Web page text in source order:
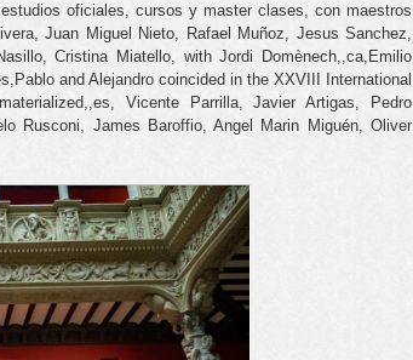
oficiales, cursos y master clases, con maestros
Juan Miguel Nieto, Rafael Muñoz, Jesus Sanchez,
Cristina Miatello, with Jordi Domènech,,ca,Emilio
and Alejandro coincided in the XXVIII International
Vicente Parrilla, Javier Artigas, Pedro
Rusconi, James Baroffio, Angel Marin Miguén, Oliver